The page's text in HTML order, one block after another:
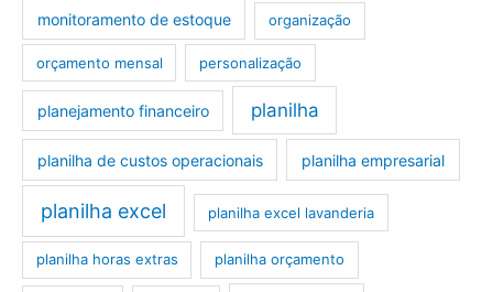
monitoramento de estoque organização
orçamento mensal personalização
planejamento financeiro planilha
planilha de custos operacionais planilha empresarial
planilha excel planilha excel lavanderia
planilha horas extras planilha orçamento